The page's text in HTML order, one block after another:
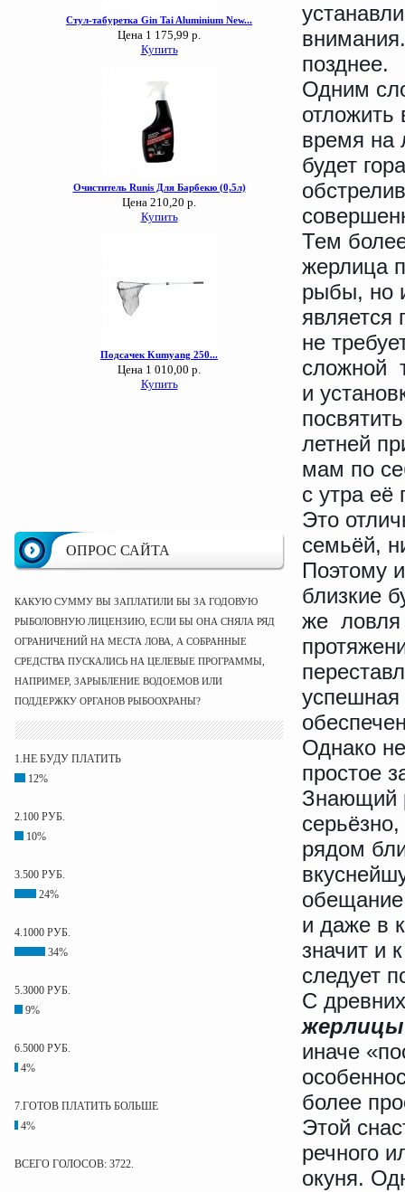
ОПРОС САЙТА
КАКУЮ СУММУ ВЫ ЗАПЛАТИЛИ БЫ ЗА ГОДОВУЮ
РЫБОЛОВНУЮ ЛИЦЕНЗИЮ, ЕСЛИ БЫ ОНА СНЯЛА РЯД
ОГРАНИЧЕНИЙ НА МЕСТА ЛОВА, А СОБРАННЫЕ
СРЕДСТВА ПУСКАЛИСЬ НА ЦЕЛЕВЫЕ ПРОГРАММЫ,
НАПРИМЕР, ЗАРЫБЛЕНИЕ ВОДОЕМОВ ИЛИ
ПОДДЕРЖКУ ОРГАНОВ РЫБООХРАНЫ?
1.НЕ БУДУ ПЛАТИТЬ
12%
2.100 РУБ.
10%
3.500 РУБ.
24%
4.1000 РУБ.
34%
5.3000 РУБ.
9%
6.5000 РУБ.
4%
7.ГОТОВ ПЛАТИТЬ БОЛЬШЕ
4%
ВСЕГО ГОЛОСОВ: 3722.
позднее.
Одним
отложить
время на
будет
Тем
жерлица
рыбы, но
является
не
сложной
и
летней
мам по
с утра её
Это
семьёй,
Поэтому
близкие
же ловля
успешная
Однако
простое
Знающий
рядом
и даже в
значит и
следует
С
жерлицы
иначе
более
Этой
речного
окуня.